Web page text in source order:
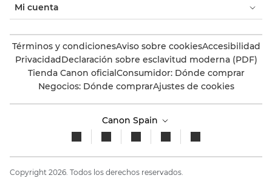
Mi cuenta
Términos y condicionesAviso sobre cookiesAccesibilidad
PrivacidadDeclaración sobre esclavitud moderna (PDF)
Tienda Canon oficialConsumidor: Dónde comprar
Negocios: Dónde comprarAjustes de cookies
Canon Spain
Copyright 2026. Todos los derechos reservados.